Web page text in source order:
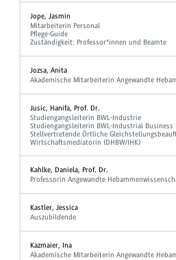
Jope, Jasmin
Mitarbeiterin Personal
Pflege-Guide
Zuständigkeit: Professor*innen und Beamte
Jozsa, Anita
Akademische Mitarbeiterin Angewandte
Jusic, Hanifa, Prof. Dr.
Studiengangsleiterin BWL-Industrie
Studiengangsleiterin BWL-Industrial Business
Stellvertretende Örtliche
Wirtschaftsmediatorin (DHBW/IHK)
Kahlke, Daniela, Prof. Dr.
Professorin Angewandte
Kastler, Jessica
Auszubildende
Kazmaier, Ina
Akademische Mitarbeiterin Angewandte